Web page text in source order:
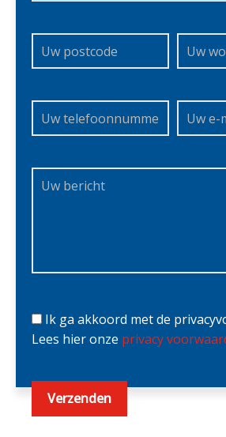
Ik ga akkoord met de
Lees hier onze privacy